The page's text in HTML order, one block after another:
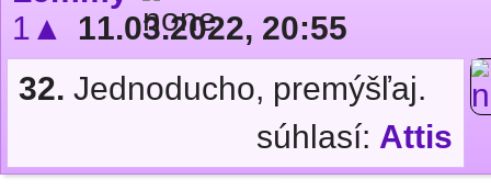
1▲
11.03.2022, 20:55
32. Jednoducho, premýšľaj.
súhlasí: Attis